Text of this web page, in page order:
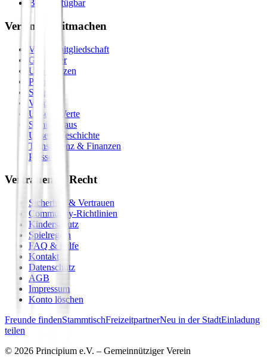
Bald verfügbar
Verein & Mitmachen
Vereinsmitgliedschaft
Gastgeber
Unterstützen
Premium
Shop
Vision
Unsere Werte
Seminarhaus
Unsere Geschichte
Transparenz & Finanzen
Presse
Vertrauen & Recht
Sicherheit & Vertrauen
Community-Richtlinien
Kinderschutz
Spielregeln
FAQ & Hilfe
Kontakt
Datenschutz
AGB
Impressum
Konto löschen
Freunde findenStammtischFreizeitpartnerNeu in der StadtEinladung
teilen
© 2026 Principium e.V. – Gemeinnütziger Verein